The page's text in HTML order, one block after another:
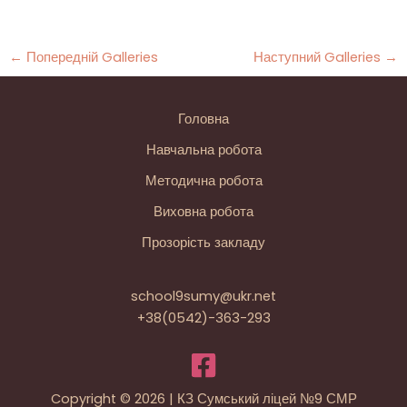
← Попередній Galleries Наступний Galleries →
Головна
Навчальна робота
Методична робота
Виховна робота
Прозорість закладу
school9sumy@ukr.net
+38(0542)-363-293
Copyright © 2026 | КЗ Сумський ліцей №9 СМР